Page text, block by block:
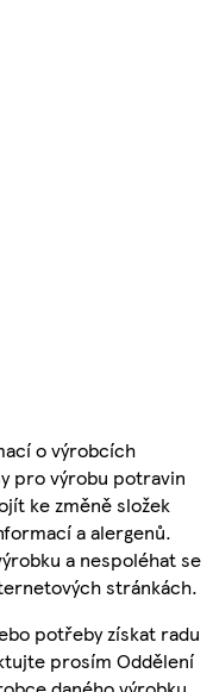
o výrobcích
pro výrobu potravin
ke změně složek
a alergenů.
a nespoléhat se
stránkách.
potřeby získat radu
prosím Oddělení